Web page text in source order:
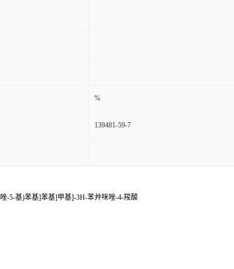
%
139481-59-7
-5-基)苯基]苯基]甲基]-3H-苯并咪唑-4-羧酸